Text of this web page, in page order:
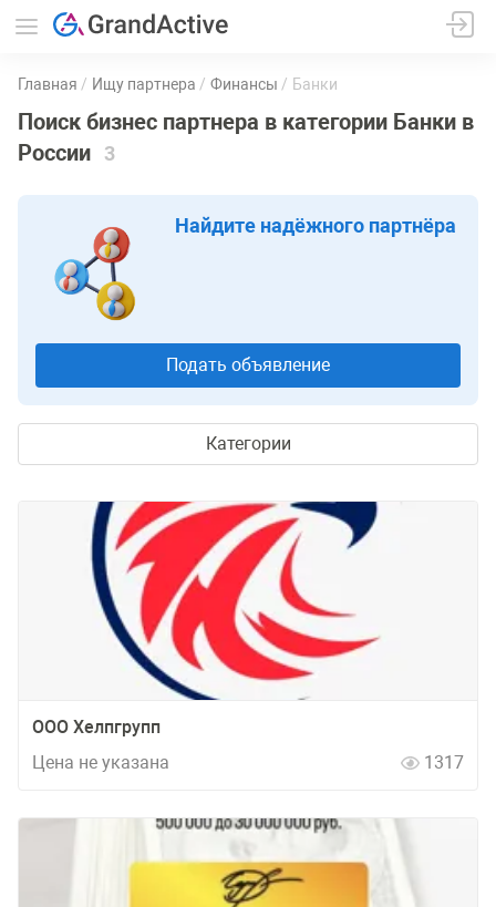
Главная Ищу партнера Финансы Банки
Поиск бизнес партнера в категории Банки в
России
3
Найдите надёжного партнёра
Подать объявление
Категории
ООО Хелпгрупп
Цена не указана
1317